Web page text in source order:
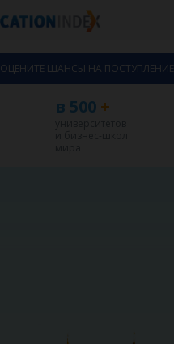
ОЦЕНИТЕ ШАНСЫ НА ПОСТУПЛЕНИЕ
в 500 +